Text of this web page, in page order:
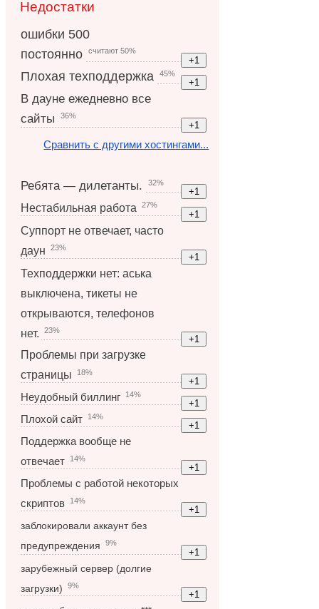
Недостатки
ошибки 500
постоянно
считают 50%
Плохая техподдержка 45%
В дауне ежедневно все
сайты
36%
Сравнить с другими хостингами...
Ребята — дилетанты. 32%
Нестабильная работа 27%
Суппорт не отвечает, часто
даун
23%
Техподдержки нет: аська
выключена, тикеты не
открываются, телефонов
нет.
23%
Проблемы при загрузке
страницы
18%
Неудобный биллинг 14%
Плохой сайт 14%
Поддержка вообще не
отвечает
14%
Проблемы с работой некоторых
скриптов
14%
заблокировали аккаунт без
предупреждения
9%
зарубежный сервер (долгие
загрузки)
9%